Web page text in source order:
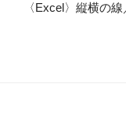
〈Excel〉縦横の